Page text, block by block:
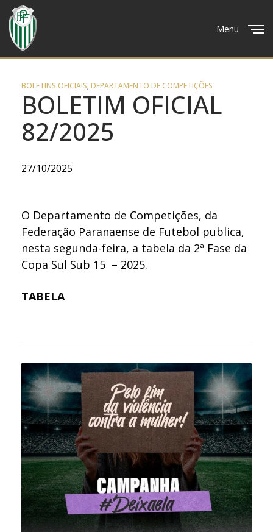
Menu
BOLETINS OFICIAIS,DEPARTAMENTO DE COMPETIÇÕES
BOLETIM OFICIAL
82/2025
27/10/2025
O Departamento de Competições, da
Federação Paranaense de Futebol publica,
nesta segunda-feira, a tabela da 2ª Fase da
Copa Sul Sub 15 – 2025.
TABELA